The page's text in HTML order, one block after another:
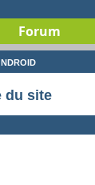
Forum
du site